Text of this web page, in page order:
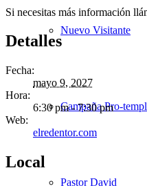
Nuevo Visitante
Campaña Pro-
Pastor David
Si necesitas más información
Detalles
Fecha:
mayo 9, 2027
Hora:
6:30 pm - 7:30 pm
Web:
elredentor.com
Local